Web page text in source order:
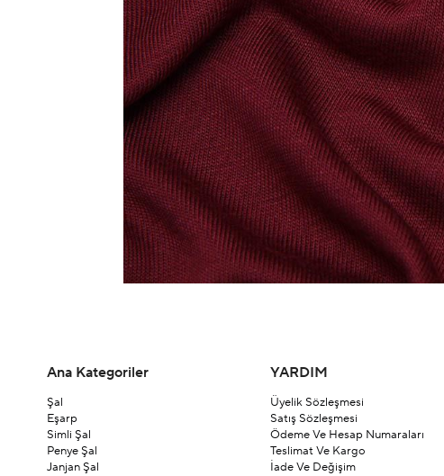
Ana Kategoriler
Şal
Eşarp
Simli Şal
Penye Şal
Janjan Şal
YARDIM
Üyelik Sözleşmesi
Satış Sözleşmesi
Ödeme Ve Hesap Numaraları
Teslimat Ve Kargo
İade Ve Değişim